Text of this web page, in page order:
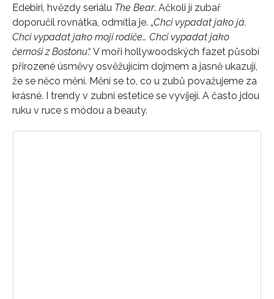
Edebiri, hvězdy seriálu The Bear. Ačkoli jí zubař
doporučil rovnátka, odmítla je. „Chci vypadat jako já.
Chci vypadat jako moji rodiče… Chci vypadat jako
černoši z Bostonu.“ V moři hollywoodských fazet působí
přirozené úsměvy osvěžujícím dojmem a jasně ukazují,
že se něco mění. Mění se to, co u zubů považujeme za
krásné. I trendy v zubní estetice se vyvíjejí. A často jdou
ruku v ruce s módou a beauty.